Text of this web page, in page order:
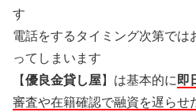
す
電話をするタイミング次第では
ってしまいます
【優良金貸し屋】は基本的に 即
審査や在籍確認で融資を遅らせ